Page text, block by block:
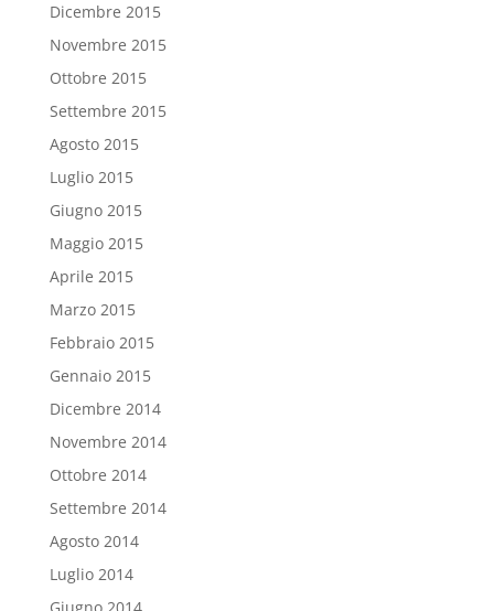
Dicembre 2015
Novembre 2015
Ottobre 2015
Settembre 2015
Agosto 2015
Luglio 2015
Giugno 2015
Maggio 2015
Aprile 2015
Marzo 2015
Febbraio 2015
Gennaio 2015
Dicembre 2014
Novembre 2014
Ottobre 2014
Settembre 2014
Agosto 2014
Luglio 2014